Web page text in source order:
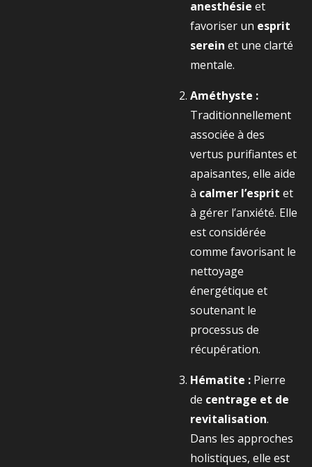
anesthésie et
favoriser un esprit
serein et une clarté
mentale.
Améthyste :
Traditionnellement
associée à des
vertus purifiantes et
apaisantes, elle aide
à calmer l’esprit et
à gérer l’anxiété. Elle
est considérée
comme favorisant le
nettoyage
énergétique et
soutenant le
processus de
récupération.
Hématite : Pierre
de centrage et de
revitalisation.
Dans les approches
holistiques, elle est